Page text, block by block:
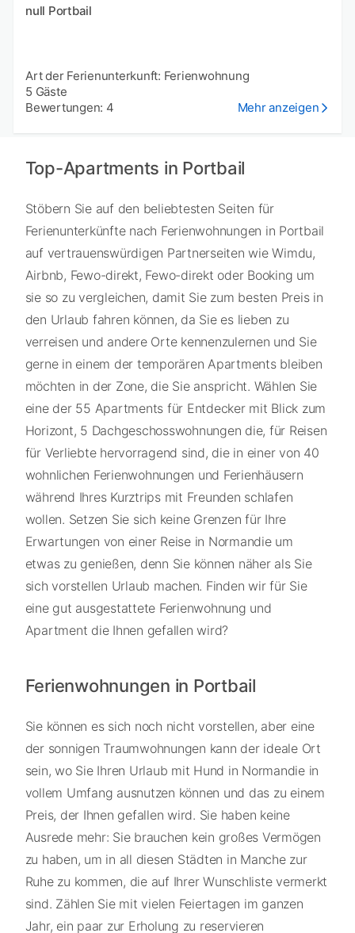
null Portbail
Art der Ferienunterkunft: Ferienwohnung
5 Gäste
Bewertungen: 4
Mehr anzeigen
Top-Apartments in Portbail
Stöbern Sie auf den beliebtesten Seiten für
Ferienunterkünfte nach Ferienwohnungen in Portbail
auf vertrauenswürdigen Partnerseiten wie Wimdu,
Airbnb, Fewo-direkt, Fewo-direkt oder Booking um
sie so zu vergleichen, damit Sie zum besten Preis in
den Urlaub fahren können, da Sie es lieben zu
verreisen und andere Orte kennenzulernen und Sie
gerne in einem der temporären Apartments bleiben
möchten in der Zone, die Sie anspricht. Wählen Sie
eine der 55 Apartments für Entdecker mit Blick zum
Horizont, 5 Dachgeschosswohnungen die, für Reisen
für Verliebte hervorragend sind, die in einer von 40
wohnlichen Ferienwohnungen und Ferienhäusern
während Ihres Kurztrips mit Freunden schlafen
wollen. Setzen Sie sich keine Grenzen für Ihre
Erwartungen von einer Reise in Normandie um
etwas zu genießen, denn Sie können näher als Sie
sich vorstellen Urlaub machen. Finden wir für Sie
eine gut ausgestattete Ferienwohnung und
Apartment die Ihnen gefallen wird?
Ferienwohnungen in Portbail
Sie können es sich noch nicht vorstellen, aber eine
der sonnigen Traumwohnungen kann der ideale Ort
sein, wo Sie Ihren Urlaub mit Hund in Normandie in
vollem Umfang ausnutzen können und das zu einem
Preis, der Ihnen gefallen wird. Sie haben keine
Ausrede mehr: Sie brauchen kein großes Vermögen
zu haben, um in all diesen Städten in Manche zur
Ruhe zu kommen, die auf Ihrer Wunschliste vermerkt
sind. Zählen Sie mit vielen Feiertagen im ganzen
Jahr, ein paar zur Erholung zu reservieren